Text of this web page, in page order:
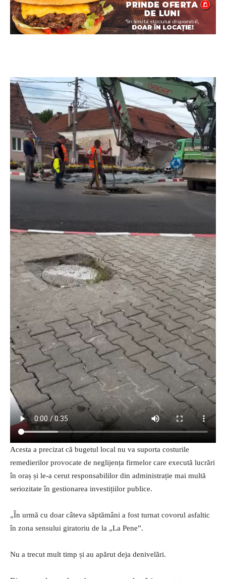
Acesta a precizat că bugetul local nu va suporta costurile
remedierilor provocate de neglijența firmelor care execută lucrări
în oraș și le-a cerut responsabililor din administrație mai multă
seriozitate în gestionarea investițiilor publice.
„În urmă cu doar câteva săptămâni a fost turnat covorul asfaltic
în zona sensului giratoriu de la „La Pene”.
Nu a trecut mult timp și au apărut deja denivelări.